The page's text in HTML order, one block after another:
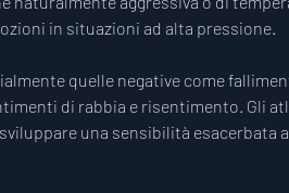
in situazioni ad alta pressione.
quelle negative come
di rabbia e risentimento. Gli
una sensibilità esacerbata